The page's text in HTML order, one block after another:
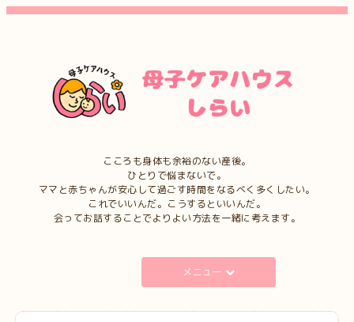
こころも身体も余裕のない産後。
ひとりで悩まないで。
ママと赤ちゃんが安心して過ごす時間をなるべく多くしたい。
これでいいんだ。こうするといいんだ。
会ってお話することでよりよい方法を一緒に考えます。
メニュー